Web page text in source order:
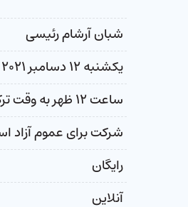
شبان آرشام رئیسی
یکشنبه ۱۲ دسامبر ۲۰۲۱
ساعت ۱۲ ظهر به وقت ترکیه
شرکت برای عموم آزاد
رایگان
آنلاین